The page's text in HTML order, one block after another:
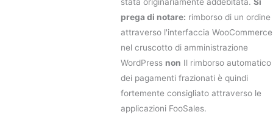
stata originariamente addebitata. Si
prega di notare: rimborso di un ordine
attraverso l'interfaccia WooCommerce
nel cruscotto di amministrazione
WordPress non Il rimborso automatico
dei pagamenti frazionati è quindi
fortemente consigliato attraverso le
applicazioni FooSales.